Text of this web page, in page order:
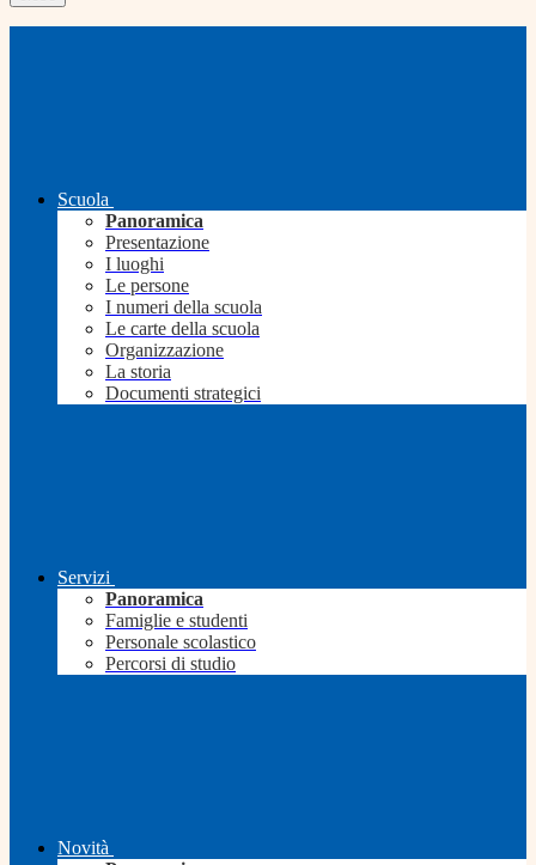
Scuola
Panoramica
Presentazione
I luoghi
Le persone
I numeri della scuola
Le carte della scuola
Organizzazione
La storia
Documenti strategici
Servizi
Panoramica
Famiglie e studenti
Personale scolastico
Percorsi di studio
Novità